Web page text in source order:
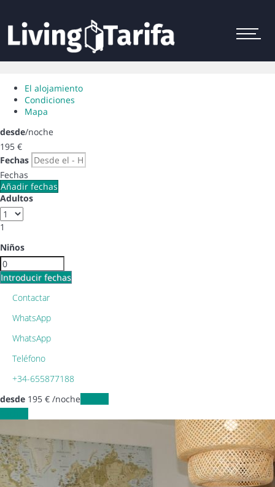
Menu
El alojamiento
Condiciones
Mapa
desde/noche
195 €
Fechas
Fechas
Añadir fechas
Adultos
1
Niños
Introducir fechas
Contactar
WhatsApp
WhatsApp
Teléfono
+34-655877188
desde 195 € /noche